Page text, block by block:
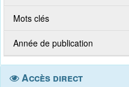
Mots clés
Année de publication
Accès direct